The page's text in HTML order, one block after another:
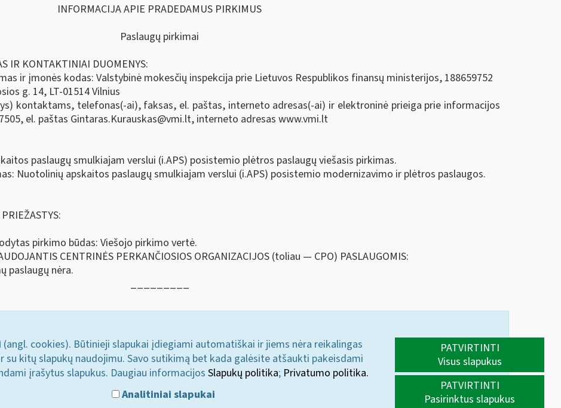
INFORMACIJA APIE PRADEDAMUS PIRKIMUS
Paslaugų pirkimai
IR KONTAKTINIAI DUOMENYS:
ir įmonės kodas: Valstybinė mokesčių inspekcija prie Lietuvos Respublikos finansų ministerijos, 188659752
g. 14, LT-01514 Vilnius
kontaktams, telefonas(-ai), faksas, el. paštas, interneto adresas(-ai) ir elektroninė prieiga prie informacijos
el. paštas Gintaras.Kurauskas@vmi.lt, interneto adresas www.vmi.lt
paslaugų smulkiajam verslui (i.APS) posistemio plėtros paslaugų viešasis pirkimas.
Nuotolinių apskaitos paslaugų smulkiajam verslui (i.APS) posistemio modernizavimo ir plėtros paslaugos.
pirkimo būdas: Viešojo pirkimo vertė.
CENTRINĖS PERKANČIOSIOS ORGANIZACIJOS (toliau — CPO) PASLAUGOMIS:
paslaugų nėra.
_________
(angl. cookies). Būtinieji slapukai įdiegiami automatiškai ir jiems nėra reikalingas
kitų slapukų naudojimu. Savo sutikimą bet kada galėsite atšaukti pakeisdami
įrašytus slapukus. Daugiau informacijos Slapukų politika; Privatumo politika.
Analitiniai slapukai
PATVIRTINTI
Visus slapukus
PATVIRTINTI
Pasirinktus slapukus